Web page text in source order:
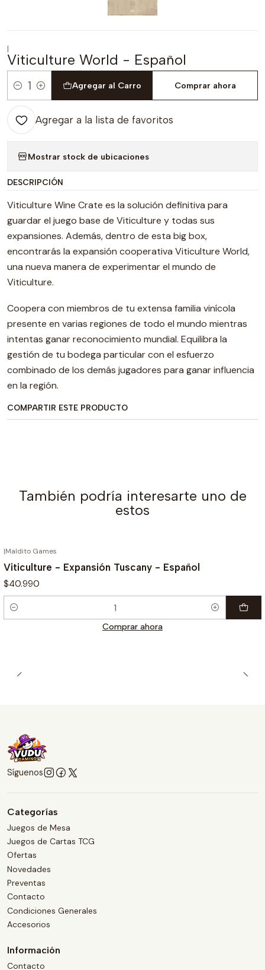
|
Viticulture World - Español
Cantidad
Agregar al Carro Comprar ahora
Agregar a la lista de favoritos
Mostrar stock de ubicaciones
DESCRIPCIÓN
Viticulture Wine Crate es la solución definitiva para
guardar el juego base de Viticulture y todas sus
expansiones. Además, dentro de esta big box,
encontrarás la expansión cooperativa Viticulture World,
una nueva manera de experimentar el mundo de
Viticulture.
Coopera con miembros de tu extensa familia vinícola
presente en varias regiones de todo el mundo mientras
intentas ganar reconocimiento mundial. Equilibra la
gestión de tu bodega particular con el esfuerzo
combinado de los demás jugadores para ganar influencia
en la región.
COMPARTIR ESTE PRODUCTO
También podría interesarte uno de
estos
|Maldito Games
Viticulture - Expansión Tuscany - Español
$40.990
Cantidad
Comprar ahora
Síguenos
Categorías
Juegos de Mesa
Juegos de Cartas TCG
Ofertas
Novedades
Preventas
Contacto
Condiciones Generales
Accesorios
Información
Contacto